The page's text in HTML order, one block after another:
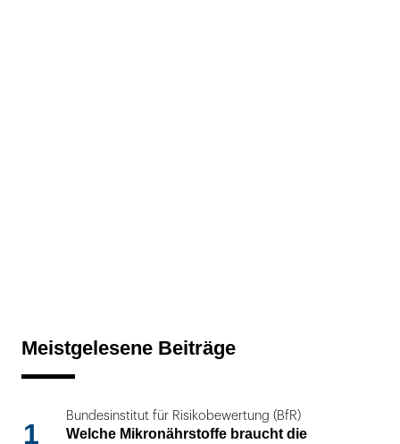
Meistgelesene Beiträge
1
Bundesinstitut für Risikobewertung (BfR)
Welche Mikronährstoffe braucht die